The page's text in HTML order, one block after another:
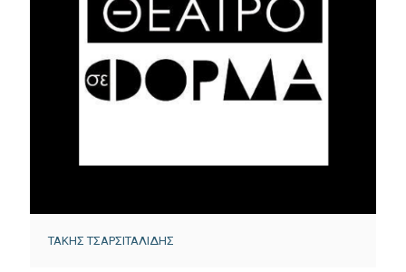
ΤΑΚΗΣ ΤΣΑΡΣΙΤΑΛΙΔΗΣ